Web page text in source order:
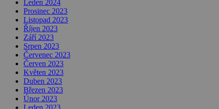
Leden 2024
Prosinec 2023
Listopad 2023
Říjen 2023
Září 2023
Srpen 2023
Červenec 2023
Červen 2023
Květen 2023
Duben 2023
Březen 2023
Únor 2023
Leden 2023